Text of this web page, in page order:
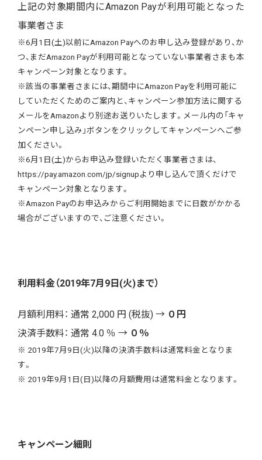
上記の対象期間内にAmazon Payが利用可能となった
事業者さま
※6月1日(土)以前にAmazon Payへのお申し込み登録があり、か
つ、まだAmazon Payが利用可能となっていない事業者さまも本
キャンペーン対象となります。
※該当の事業者さまには、期間中にAmazon Payを利用可能に
していただくためのご案内と、キャンペーン参加方法に関する
メールをAmazonより別途お送りいたします。メール内の「キャ
ンペーン申し込み」ボタンをクリックしてキャンペーンへご参
加ください。
※6月1日(土)からお申込み登録いただく事業者さまは、
https://pay.amazon.com/jp/signupより申し込んで頂くだけで
キャンペーン対象となります。
※Amazon Payのお申込みからご利用開始までに日数がかかる
場合がございますので、ご注意ください。
利用料金（2019年7月9日(火)まで）
月額利用料： 通常 2,000 円 (税抜) → ０円
決済手数料： 通常 4.0 ％ → ０％
※ 2019年7月9日(火)以降の決済手数料は通常料金となりま
す。
※ 2019年9月1日(日)以降の月額費用は通常料金となります。
キャンペーン細則